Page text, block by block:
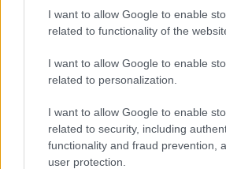
I want to allow Google to enable
related to functionality of the
I want to allow Google to enable
related to personalization.
I want to allow Google to enable
related to security, including
functionality and fraud prevention,
user protection.
Informacions
referents al pas
França per
passeig Sant Joan amb carrer Arnald de
03/07/2026